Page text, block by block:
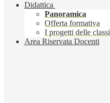
Didattica
Panoramica
Offerta formativa
I progetti delle classi
Area Riservata Docenti